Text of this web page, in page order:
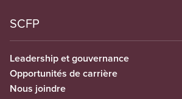
SCFP
Leadership et gouvernance
Opportunités de carrière
Nous joindre